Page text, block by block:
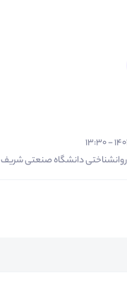
دانشگاه صنعتی شریف